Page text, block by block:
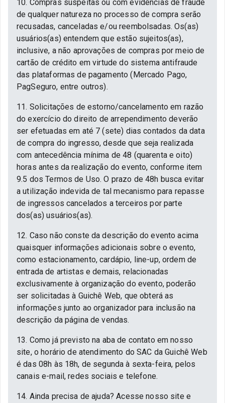
10. Compras suspeitas ou com evidências de fraude
de qualquer natureza no processo de compra serão
recusadas, canceladas e/ou reembolsadas. Os(as)
usuários(as) entendem que estão sujeitos(as),
inclusive, a não aprovações de compras por meio de
cartão de crédito em virtude do sistema antifraude
das plataformas de pagamento (Mercado Pago,
PagSeguro, entre outros).
11. Solicitações de estorno/cancelamento em razão
do exercício do direito de arrependimento deverão
ser efetuadas em até 7 (sete) dias contados da data
de compra do ingresso, desde que seja realizada
com antecedência mínima de 48 (quarenta e oito)
horas antes da realização do evento, conforme item
9.5 dos Termos de Uso. O prazo de 48h busca evitar
a utilização indevida de tal mecanismo para repasse
de ingressos cancelados a terceiros por parte
dos(as) usuários(as).
12. Caso não conste da descrição do evento acima
quaisquer informações adicionais sobre o evento,
como estacionamento, cardápio, line-up, ordem de
entrada de artistas e demais, relacionadas
exclusivamente à organização do evento, poderão
ser solicitadas à Guichê Web, que obterá as
informações junto ao organizador para inclusão na
descrição da página de vendas.
13. Como já previsto na aba de contato em nosso
site, o horário de atendimento do SAC da Guichê Web
é das 08h às 18h, de segunda à sexta-feira, pelos
canais e-mail, redes sociais e telefone.
14. Ainda precisa de ajuda? Acesse nosso site e